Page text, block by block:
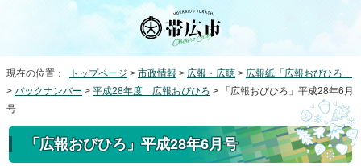
現在の位置： トップページ > 市政情報 > 広報・広聴 > 広報紙「広報おびひろ」
> バックナンバー > 平成28年度 広報おびひろ > 「広報おびひろ」平成28年6月
号
「広報おびひろ」平成28年6月号